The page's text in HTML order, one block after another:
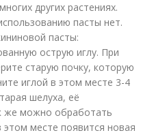
других растениях.
пасты нет.
пасты:
острую иглу. При
старую почку, которую
иглой в этом месте 3-4
шелуха, её
же можно обработать
этом месте появится новая